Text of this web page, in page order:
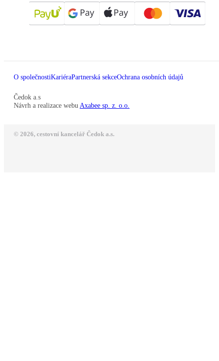
O společnostiKariéraPartnerská sekceOchrana osobních údajů
Čedok a.s
Návrh a realizace webu Axabee sp. z. o.o.
© 2026, cestovní kancelář Čedok a.s.